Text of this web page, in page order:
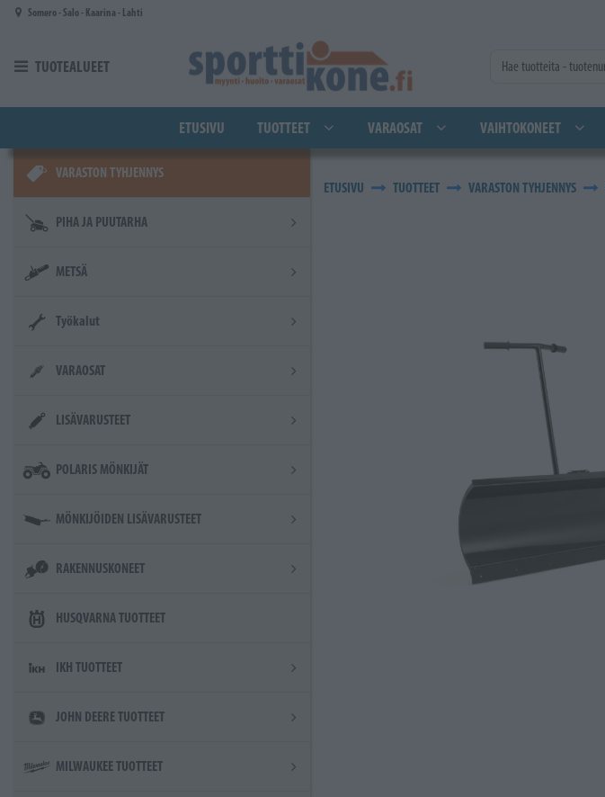
Siirry pääsisältöön
Somero - Salo - Kaarina - Lahti
TUOTEALUEET
ETUSIVU TUOTTEET VARAOSAT VAIHTOKONEET
VARASTON TYHJENNYS
PIHA JA PUUTARHA
METSÄ
Työkalut
VARAOSAT
LISÄVARUSTEET
POLARIS MÖNKIJÄT
MÖNKIJÖIDEN LISÄVARUSTEET
RAKENNUSKONEET
HUSQVARNA TUOTTEET
IKH TUOTTEET
JOHN DEERE TUOTTEET
MILWAUKEE TUOTTEET
ETUSIVU TUOTTEET VARASTON TYHJENNYS